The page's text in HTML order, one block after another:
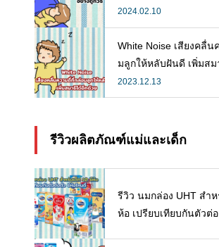
2024.02.10
White Noise เสียงคลื่น
มลูกให้หลับฝันดี เพิ่มสม
ย
2023.12.13
รีวิวผลิตภัณฑ์แม่และเด็ก
รีวิว นมกล่อง UHT สำห
ห้อ เปรียบเทียบกันตัวต่